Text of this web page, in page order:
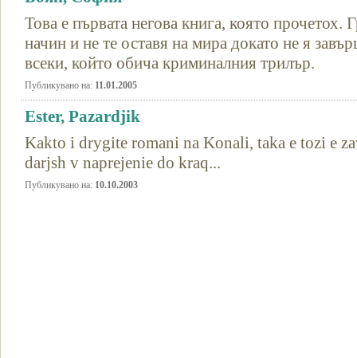
Това е първата негова книга, която прочетох.
начин и не те оставя на мира докато не я
всеки, който обича криминалния трилър.
Публикувано на: 11.01.2005
Ester, Pazardjik
Kakto i drygite romani na Konali, taka e tozi e
darjsh v naprejenie do kraq...
Публикувано на: 10.10.2003